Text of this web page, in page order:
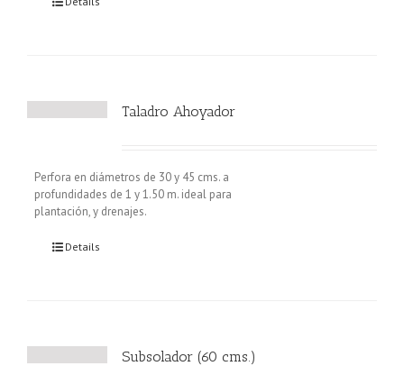
Taladro Ahoyador
Perfora en diámetros de 30 y 45 cms. a
profundidades de 1 y 1.50 m. ideal para
plantación, y drenajes.
Details
Subsolador (60 cms.)